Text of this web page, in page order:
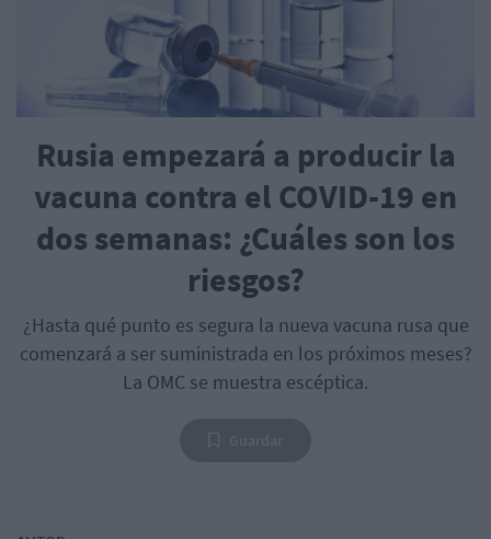
Rusia empezará a producir la
vacuna contra el COVID-19 en
dos semanas: ¿Cuáles son los
riesgos?
¿Hasta qué punto es segura la nueva vacuna rusa que
comenzará a ser suministrada en los próximos meses?
La OMC se muestra escéptica.